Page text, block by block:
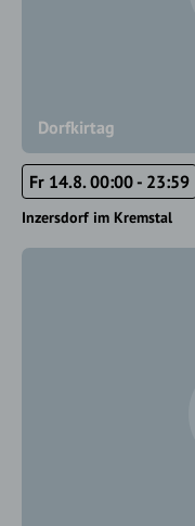
Dorfkirtag
Fr 14.8. 00:00 - 23:59
Inzersdorf im Kremstal